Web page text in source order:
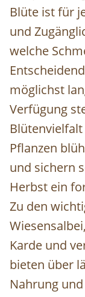
Blüte ist für
und
welche
möglichst
Verfügung
Pflanzen
und sichern
Herbst ein
Zu den
Karde und
bieten über
Nahrung